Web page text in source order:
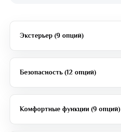
Экстерьер (9 опций)
Безопасность (12 опций)
Комфортные функции (9 опций)